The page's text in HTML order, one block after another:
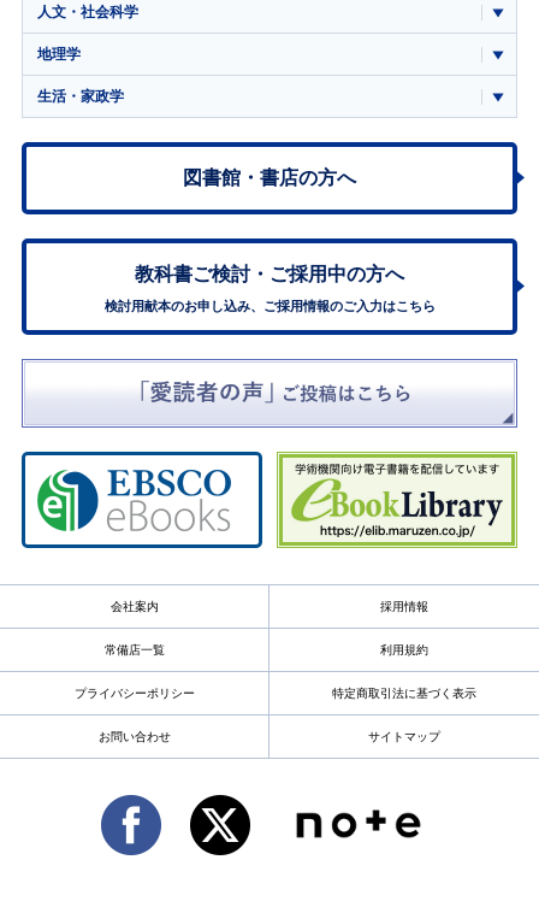
人文・社会科学
地理学
生活・家政学
図書館・書店の方へ
教科書ご検討・ ご採用中の方へ
検討用献本のお申し込み、ご採用情報のご入力はこちら
会社案内 採用情報
常備店一覧 利用規約
プライバシーポリシー 特定商取引法に基づく表示
お問い合わせ サイトマップ